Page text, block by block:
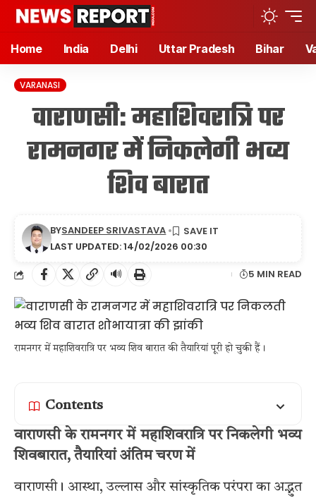
Home India Delhi Uttar Pradesh Bihar
VARANASI
वाराणसी: महाशिवरात्रि पर
रामनगर में निकलेगी भव्य
शिव बारात
LAST UPDATED: 14/02/2026 00:30
BYSANDEEP SRIVASTAVA
🔊 5 MIN READ
रामनगर में महाशिवरात्रि पर भव्य शिव बारात की तैयारियां पूरी हो चुकी हैं।
Contents
वाराणसी के रामनगर में महाशिवरात्रि पर निकलेगी भव्य
शिवबारात, तैयारियां अंतिम चरण में
वाराणसी। आस्था, उल्लास और सांस्कृतिक परंपरा का अद्भुत